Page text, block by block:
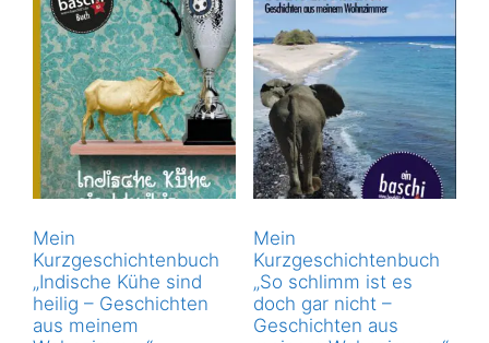
Mein
Kurzgeschichtenbuch
„Indische Kühe sind
heilig – Geschichten
aus meinem
Mein
Kurzgeschichtenbuch
„So schlimm ist es
doch gar nicht –
Geschichten aus